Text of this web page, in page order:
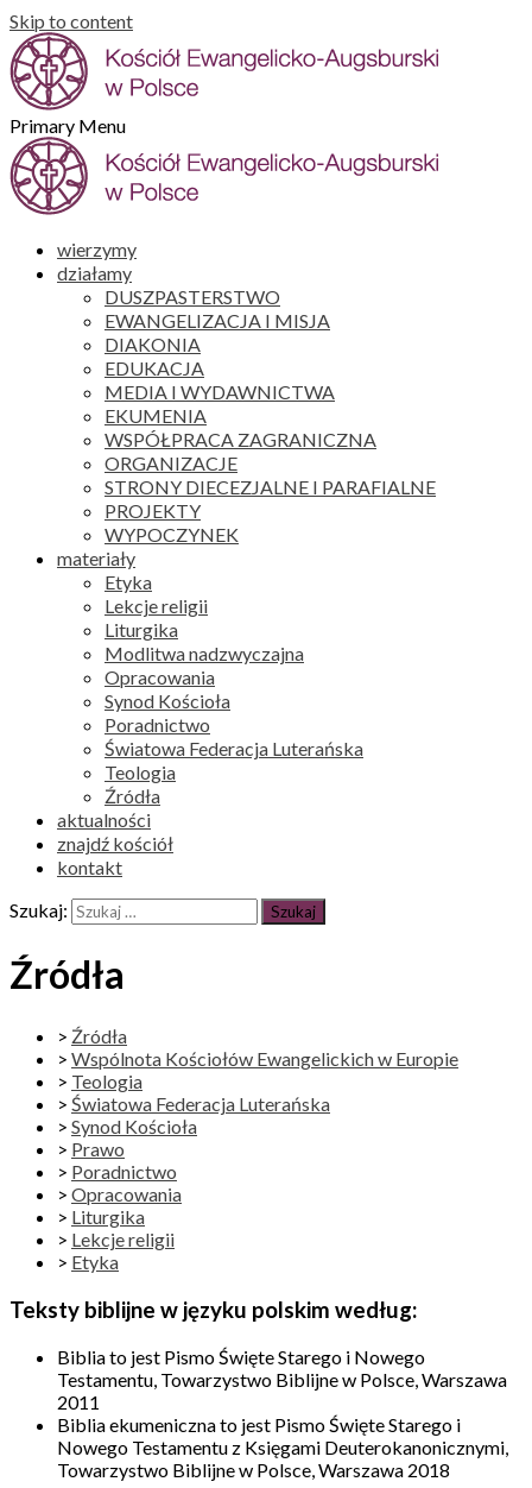
Skip to content
Primary Menu
wierzymy
działamy
DUSZPASTERSTWO
EWANGELIZACJA I MISJA
DIAKONIA
EDUKACJA
MEDIA I WYDAWNICTWA
EKUMENIA
WSPÓŁPRACA ZAGRANICZNA
ORGANIZACJE
STRONY DIECEZJALNE I PARAFIALNE
PROJEKTY
WYPOCZYNEK
materiały
Etyka
Lekcje religii
Liturgika
Modlitwa nadzwyczajna
Opracowania
Synod Kościoła
Poradnictwo
Światowa Federacja Luterańska
Teologia
Źródła
aktualności
znajdź kościół
kontakt
Szukaj:
Źródła
> Źródła
> Wspólnota Kościołów Ewangelickich w Europie
> Teologia
> Światowa Federacja Luterańska
> Synod Kościoła
> Prawo
> Poradnictwo
> Opracowania
> Liturgika
> Lekcje religii
> Etyka
Teksty biblijne w języku polskim według:
Biblia to jest Pismo Święte Starego i Nowego
Testamentu, Towarzystwo Biblijne w Polsce, Warszawa
2011
Biblia ekumeniczna to jest Pismo Święte Starego i
Nowego Testamentu z Księgami Deuterokanonicznymi,
Towarzystwo Biblijne w Polsce, Warszawa 2018